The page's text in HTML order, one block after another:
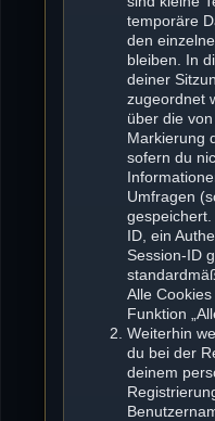
temporäre
den
bleiben. In
deiner
zugeordnet
über die
Markierung
sofern du
Umfragen
ID, ein
Session-ID
Alle
Funktion
Weiterhin
du bei der
deinem